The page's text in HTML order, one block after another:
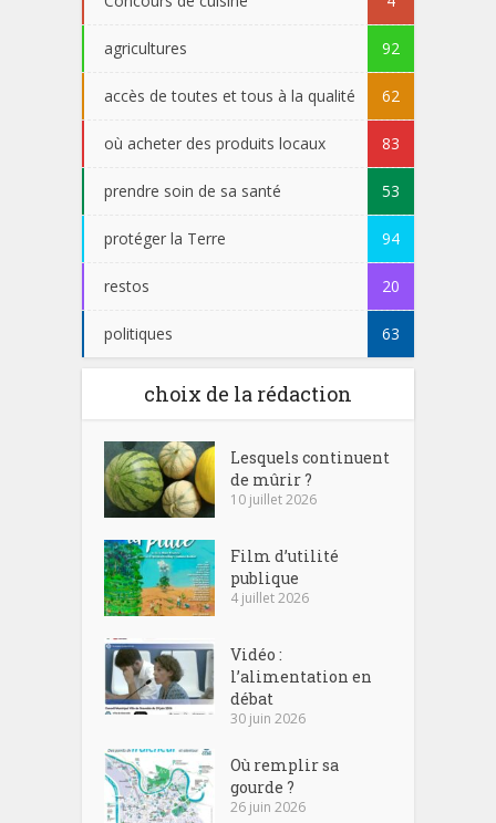
agricultures 92
accès de toutes et tous à la qualité 62
où acheter des produits locaux 83
prendre soin de sa santé 53
protéger la Terre 94
restos 20
politiques 63
choix de la rédaction
Lesquels continuent
de mûrir ?
10 juillet 2026
Film d’utilité
publique
4 juillet 2026
Vidéo :
l’alimentation en
débat
30 juin 2026
Où remplir sa
gourde ?
26 juin 2026